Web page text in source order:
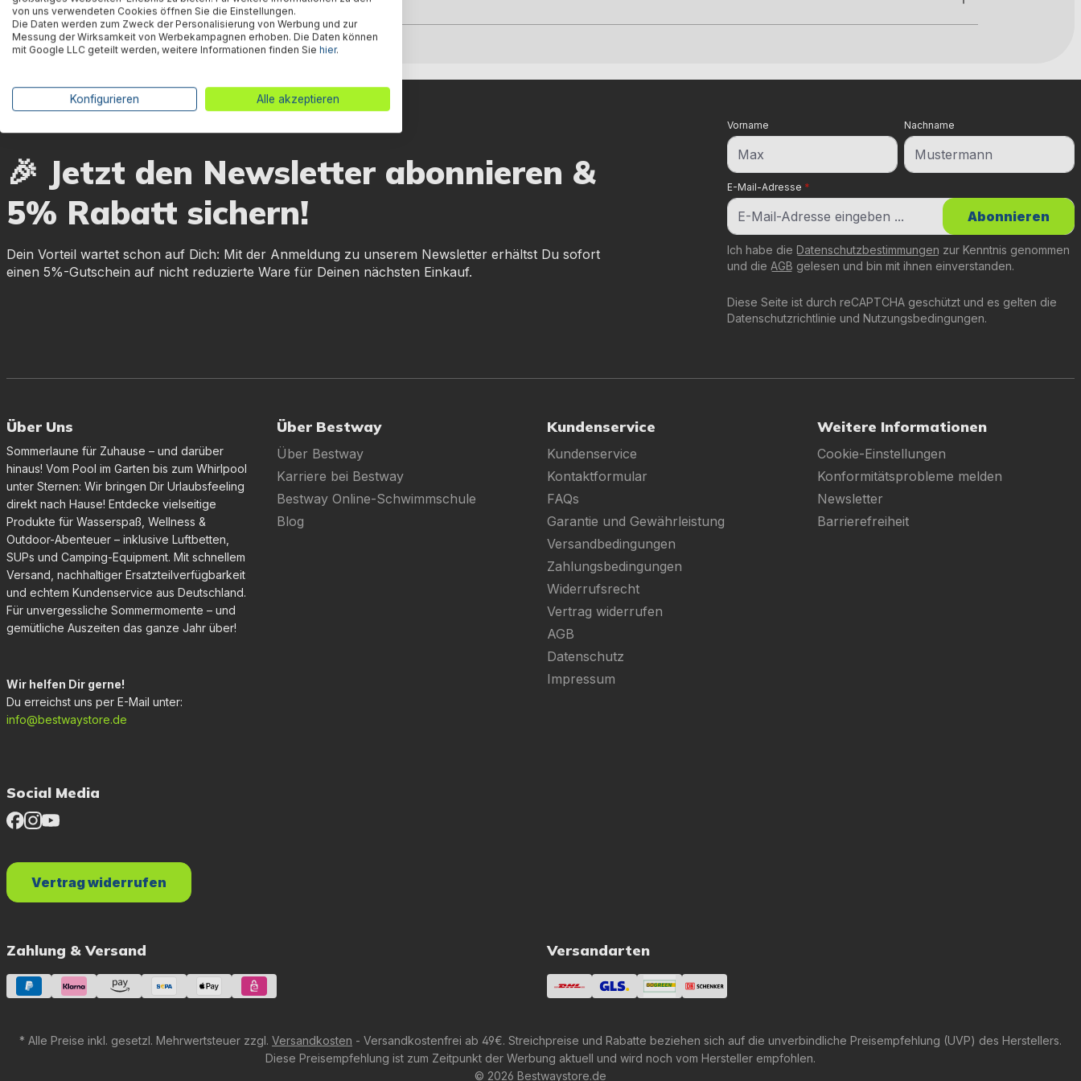
🎉 Jetzt den Newsletter abonnieren &
5% Rabatt sichern!
Dein Vorteil wartet schon auf Dich: Mit der Anmeldung zu unserem Newsletter erhältst Du sofort
einen 5%-Gutschein auf nicht reduzierte Ware für Deinen nächsten Einkauf.
E-Mail-Adresse *
Vorname Nachname
Diese Seite ist durch reCAPTCHA geschützt und es gelten die
Datenschutzrichtlinie und Nutzungsbedingungen.
Ich habe die Datenschutzbestimmungen zur Kenntnis genommen
und die AGB gelesen und bin mit ihnen einverstanden.
Abonnieren
Über Uns
Sommerlaune für Zuhause – und darüber
hinaus! Vom Pool im Garten bis zum Whirlpool
unter Sternen: Wir bringen Dir Urlaubsfeeling
direkt nach Hause! Entdecke vielseitige
Produkte für Wasserspaß, Wellness &
Outdoor-Abenteuer – inklusive Luftbetten,
SUPs und Camping-Equipment. Mit schnellem
Versand, nachhaltiger Ersatzteilverfügbarkeit
und echtem Kundenservice aus Deutschland.
Für unvergessliche Sommermomente – und
gemütliche Auszeiten das ganze Jahr über!
Wir helfen Dir gerne!
Du erreichst uns per E-Mail unter:
info@bestwaystore.de
Über Bestway
Über Bestway
Karriere bei Bestway
Bestway Online-Schwimmschule
Blog
Kundenservice
Kundenservice
Kontaktformular
FAQs
Garantie und Gewährleistung
Versandbedingungen
Zahlungsbedingungen
Widerrufsrecht
Vertrag widerrufen
AGB
Datenschutz
Impressum
Weitere Informationen
Cookie-Einstellungen
Konformitätsprobleme melden
Newsletter
Barrierefreiheit
Social Media
Zahlung & Versand Versandarten
Vertrag widerrufen
* Alle Preise inkl. gesetzl. Mehrwertsteuer zzgl. Versandkosten - Versandkostenfrei ab 49€. Streichpreise und Rabatte beziehen sich auf die unverbindliche Preisempfehlung (UVP) des Herstellers.
Diese Preisempfehlung ist zum Zeitpunkt der Werbung aktuell und wird noch vom Hersteller empfohlen.
© 2026 Bestwaystore.de
von uns verwendeten Cookies öffnen Sie die Einstellungen.
Die Daten werden zum Zweck der Personalisierung von Werbung und zur
Messung der Wirksamkeit von Werbekampagnen erhoben. Die Daten können
mit Google LLC geteilt werden, weitere Informationen finden Sie hier.
Konfigurieren Alle akzeptieren